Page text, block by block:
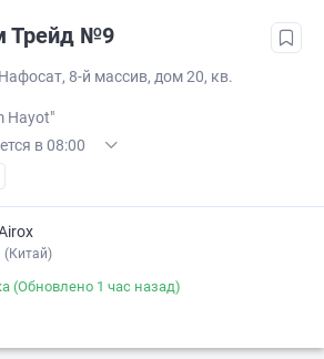
Трейд №9
8-й массив, дом 20, кв.
Hayot"
в 08:00
XX
(Китай)
(Обновлено 1 час назад)